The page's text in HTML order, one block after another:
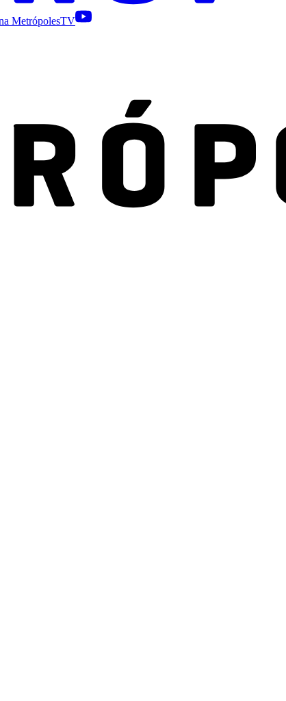
MetrópolesTV